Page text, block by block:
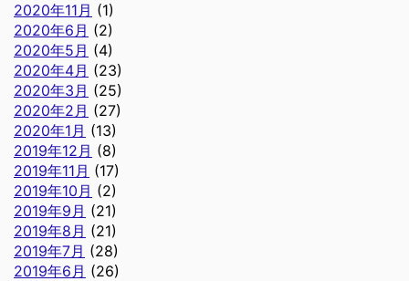
2020年11月 (1)
2020年6月 (2)
2020年5月 (4)
2020年4月 (23)
2020年3月 (25)
2020年2月 (27)
2020年1月 (13)
2019年12月 (8)
2019年11月 (17)
2019年10月 (2)
2019年9月 (21)
2019年8月 (21)
2019年7月 (28)
2019年6月 (26)